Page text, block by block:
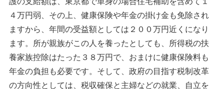
護の支給額は、東京都で単身の場合住宅補助を含めて１
４万円弱、その上、健康保険や年金の掛け金も免除され
ますから、年間の受益額としては２００万円近くになり
ます。所が親族がこの人を養ったとしても、所得税の扶
養家族控除はたった３８万円で、おまけに健康保険料も
年金の負担も必要です。そして、政府の目指す税制改革
の方向性としては、税収確保と主婦などの就業、自立を